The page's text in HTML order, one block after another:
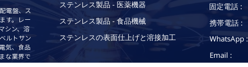
電盤、ス
す。レー
シン、溶
ルトサン
気、食品
な業界で
ステンレス製品 - 医薬機器
ステンレス製品 - 食品機械
ステンレスの表面仕上げと溶接加工
固定電話 :
携帯電話 :
WhatsApp :
Email :